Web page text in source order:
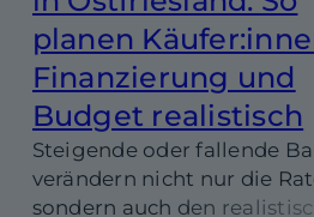
planen
Finanzierung und
Budget realistisch
Steigende oder fallende
verändern nicht nur die
sondern auch den